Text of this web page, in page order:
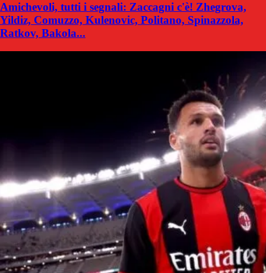
Amichevoli, tutti i segnali: Zaccagni c'è! Zhegrova,
Yildiz, Comuzzo, Kulenovic, Politano, Spinazzola,
Ratkov, Bakola...